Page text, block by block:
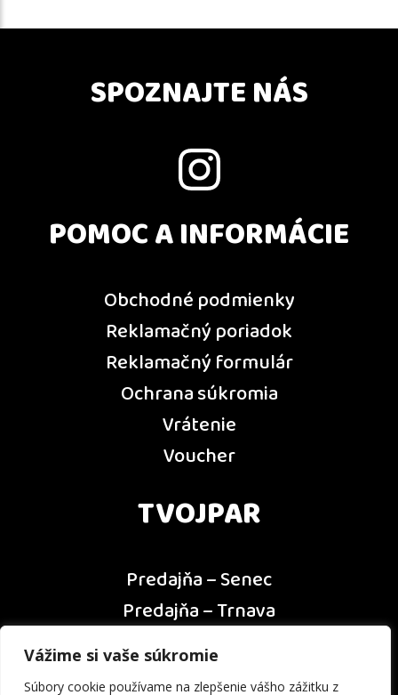
Vážime si vaše súkromie
Súbory cookie používame na zlepšenie vášho zážitku z
SPOZNAJTE NÁS
POMOC A INFORMÁCIE
Obchodné podmienky
Reklamačný poriadok
Reklamačný formulár
Ochrana súkromia
Vrátenie
Voucher
TVOJPAR
Predajňa – Senec
Predajňa – Trnava
Predajňa – Dunajská Streda
Predajňa – Nitra